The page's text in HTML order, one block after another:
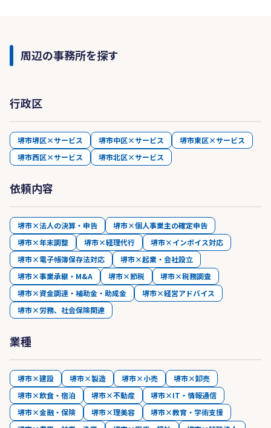
力強い提案力でクライアント様から大きな信頼を
03
総合力でのサポート体制
税理士といえば、税務（税金）のスペシャリスト
です。しかし、日々の業務の中で感じることは、
会社経営のことや節税のことは基より、経営者の
数だけ様々な悩みをお持ちであると感じておりま
す。
この悩みを解決するため、当税理士事務所では、
全員がプロフェッショナルを目指し経営者の皆さ
まと共に多角的そして客観的に会社を分析し、経
営計画、事業承継等の幅広いサポート体制と総合
力で会社の成長、発展に貢献致します。
04
幅広い専門性
当会計事務所では、「経営コンサル計画」「IT化
支援」「医療経営サポート」「相続・事業承継・
周辺の事務所を探す
行政区
堺市堺区×サービス 堺市中区×サービス
堺市東区×サービス
堺市西区×サービス
堺市北区×サービス
依頼内容
堺市×法人の決算・申告
堺市×個人事業主の確定申告
堺市×年末調整
堺市×経理代行
堺市×インボイス対応
堺市×電子帳簿保存法対応
堺市×起業・会社設立
堺市×事業承継・M&A
堺市×節税
堺市×税務調査
堺市×資金調達・補助金・助成金
堺市×経営アドバイス
堺市×労務、社会保険関連
業種
堺市×建設 堺市×製造 堺市×小売
堺市×卸売
堺市×飲食・宿泊
堺市×不動産
堺市×IT・情報通信
堺市×金融・保険
堺市×理美容
堺市×教育・学術支援